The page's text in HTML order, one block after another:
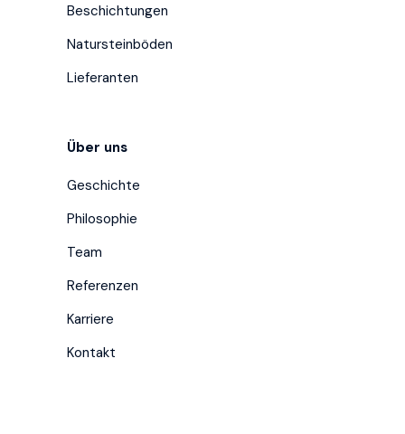
Beschichtungen
Natursteinböden
Lieferanten
Über uns
Geschichte
Philosophie
Team
Referenzen
Karriere
Kontakt